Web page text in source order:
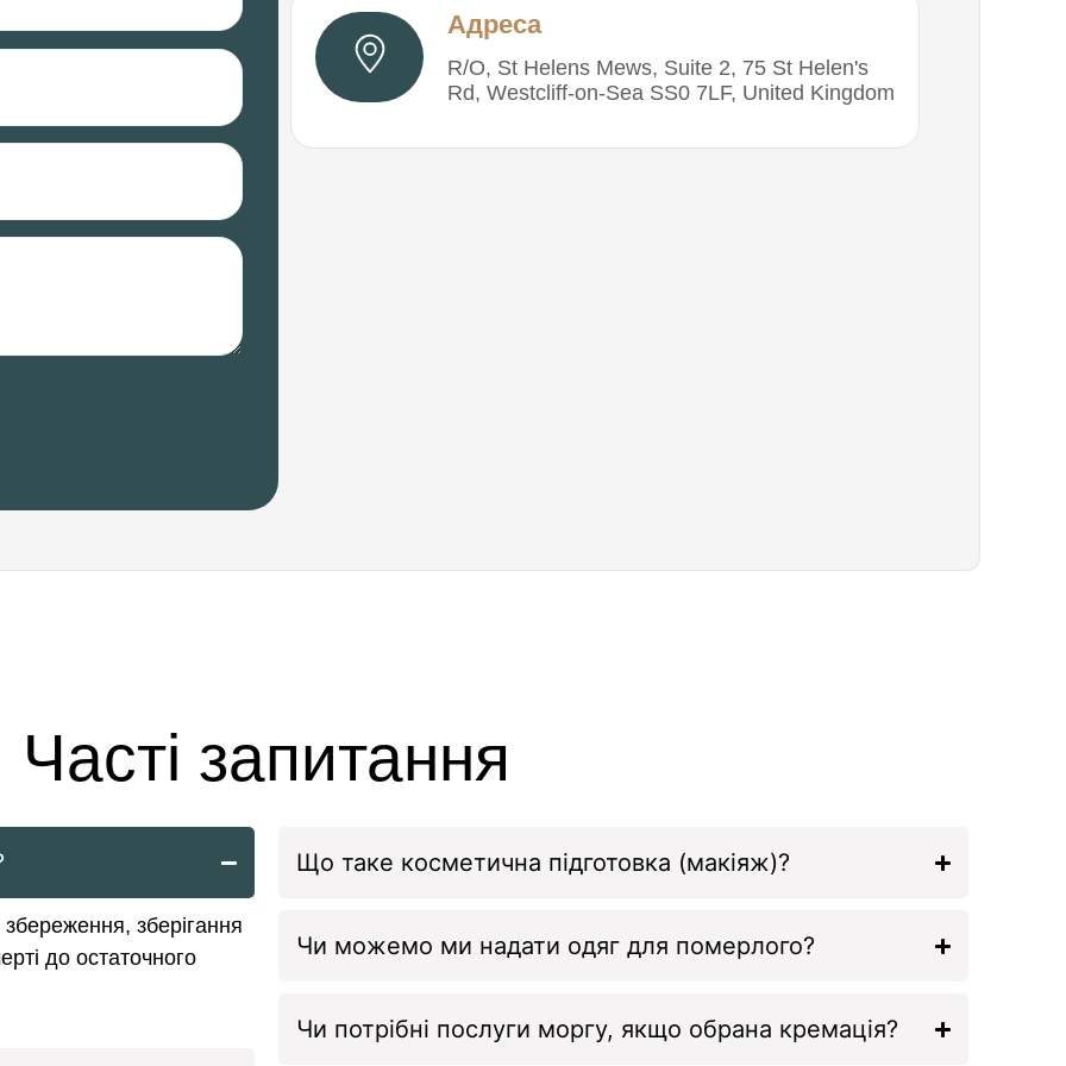
Адреса
R/O, St Helens Mews, Suite 2, 75 St Helen's
Rd, Westcliff-on-Sea SS0 7LF, United Kingdom
Часті запитання
зберігання
до остаточного
Що таке косметична підготовка (макіяж)?
Чи можемо ми надати одяг для померлого?
Чи потрібні послуги моргу, якщо обрана кремація?